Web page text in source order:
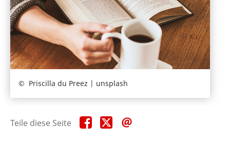
Priscilla du Preez | unsplash
Teile diese Seite Teile
diese
Teile
diese